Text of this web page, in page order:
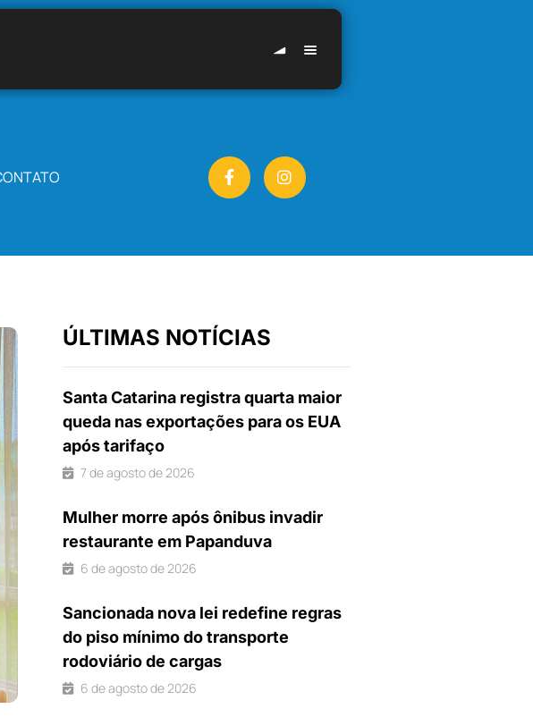
ÚLTIMAS NOTÍCIAS
Santa Catarina registra quarta maior
queda nas exportações para os EUA
após tarifaço
7 de agosto de 2026
Mulher morre após ônibus invadir
restaurante em Papanduva
6 de agosto de 2026
Sancionada nova lei redefine regras
do piso mínimo do transporte
rodoviário de cargas
6 de agosto de 2026